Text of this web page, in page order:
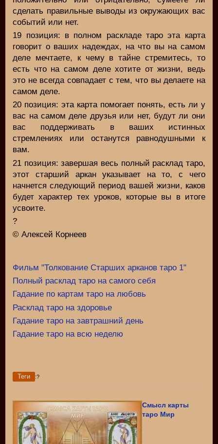
сделать правильные выводы из окружающих вас
событий или нет.
19 позиция: в полном раскладе таро эта карта
говорит о ваших надеждах, на что вы на самом
деле мечтаете, к чему в тайне стремитесь, то
есть что на самом деле хотите от жизни, ведь
это не всегда совпадает с тем, что вы делаете на
самом деле.
20 позиция: эта карта помогает понять, есть ли у
вас на самом деле друзья или нет, будут ли они
вас поддерживать в ваших истинных
стремлениях или останутся равнодушными к
вам.
21 позиция: завершая весь полный расклад таро,
этот старший аркан указывает на то, с чего
начнется следующий период вашей жизни, каков
будет характер тех уроков, которые вы в итоге
усвоите.
?
© Алексей Корнеев
Фильм "Толкование Старших арканов таро 1"
Полный расклад таро на самого себя
Гадание по картам таро на любовь
Расклад таро на здоровье
Гадание таро на завтрашний день
Гадание таро на всю неделю
Теги :?
Смысл карты
таро Мир